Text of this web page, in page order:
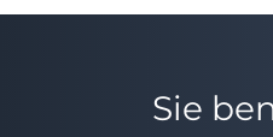
Sie